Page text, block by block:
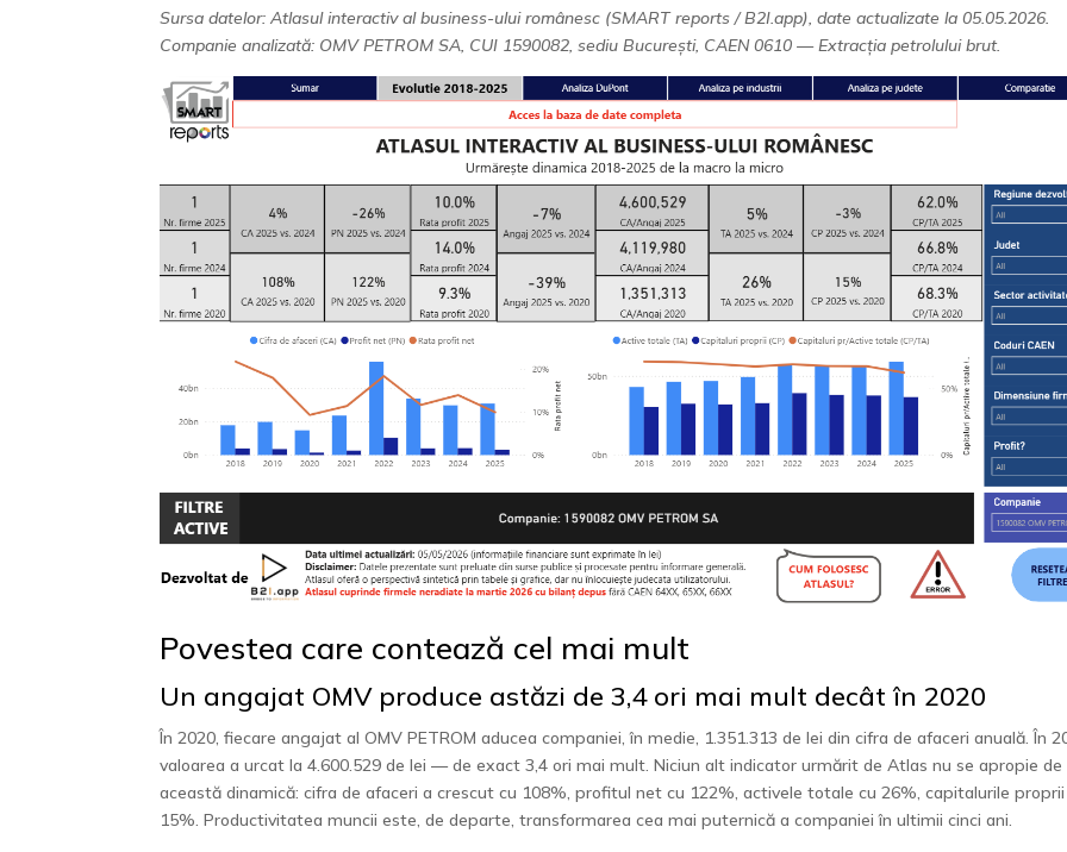
Sursa datelor: Atlasul interactiv al business-ului românesc (SMART reports / B2I.app), date actualizate la 05.05.2026.
Companie analizată: OMV PETROM SA, CUI 1590082, sediu București, CAEN 0610 — Extracția petrolului brut.
Povestea care contează cel mai mult
Un angajat OMV produce astăzi de 3,4 ori mai mult decât în 2020
În 2020, fiecare angajat al OMV PETROM aducea companiei, în medie, 1.351.313 de lei din cifra de afaceri anuală. În
valoarea a urcat la 4.600.529 de lei — de exact 3,4 ori mai mult. Niciun alt indicator urmărit de Atlas nu se apropie de
această dinamică: cifra de afaceri a crescut cu 108%, profitul net cu 122%, activele totale cu 26%, capitalurile proprii
15%. Productivitatea muncii este, de departe, transformarea cea mai puternică a companiei în ultimii cinci ani.